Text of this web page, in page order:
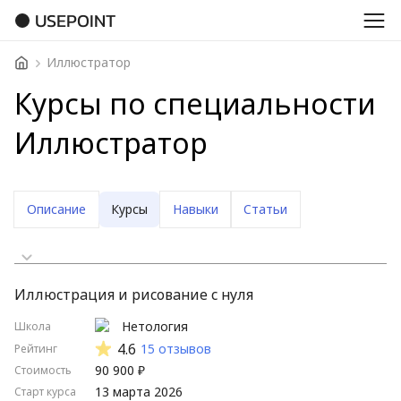
USEPOINT
Иллюстратор
Курсы по специальности
Иллюстратор
Описание Курсы Навыки Статьи
Сначала дорогие
Стартуют скоро
Иллюстрация и рисование с нуля
Школа
Рейтинг
Стоимость
Старт курса
Нетология
4.6 15 отзывов
90 900 ₽
13 марта 2026